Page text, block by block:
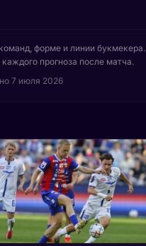
форме и линии букмекера.
прогноза после матча.
7 июля 2026